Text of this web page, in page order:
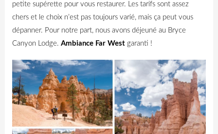
petite supérette pour vous restaurer. Les tarifs sont assez
chers et le choix n’est pas toujours varié, mais ça peut vous
dépanner. Pour notre part, nous avons déjeuné au Bryce
Canyon Lodge. Ambiance Far West garanti !